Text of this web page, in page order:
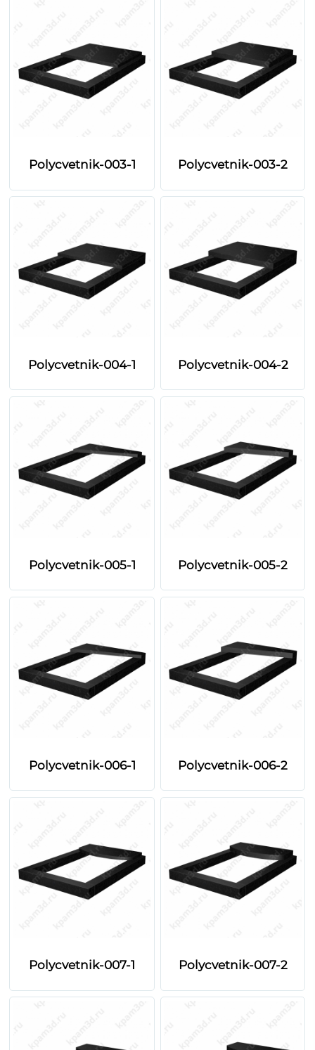
Polycvetnik-003-1 Polycvetnik-003-2
Polycvetnik-004-1 Polycvetnik-004-2
Polycvetnik-005-1 Polycvetnik-005-2
Polycvetnik-006-1 Polycvetnik-006-2
Polycvetnik-007-1 Polycvetnik-007-2